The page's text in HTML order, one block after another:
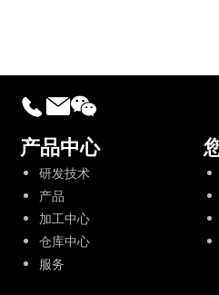
产品中心
研发技术
产品
加工中心
仓库中心
服务